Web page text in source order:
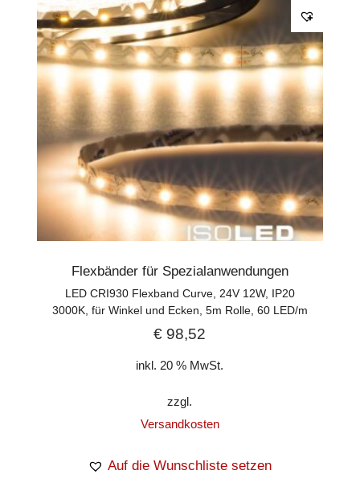
Flexbänder für Spezialanwendungen
LED CRI930 Flexband Curve, 24V 12W, IP20
3000K, für Winkel und Ecken, 5m Rolle, 60 LED/m
€ 98,52
inkl. 20 % MwSt.
zzgl.
Versandkosten
Auf die Wunschliste setzen